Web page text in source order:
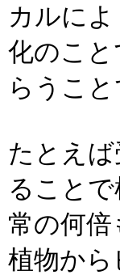
カルに
化のこ
らうこと
たとえ
ること
常の何
植物から